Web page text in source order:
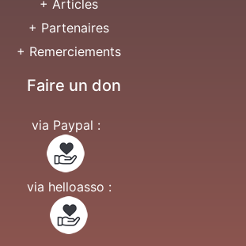
+ Articles
+ Partenaires
+ Remerciements
Faire un don
via Paypal :
via helloasso :